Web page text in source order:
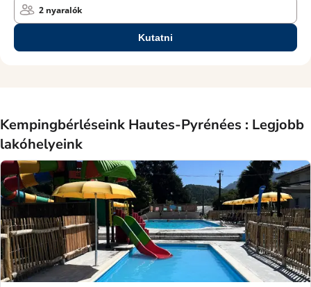
2 nyaralók
Kutatni
Kempingbérléseink Hautes-Pyrénées : Legjobb
lakóhelyeink